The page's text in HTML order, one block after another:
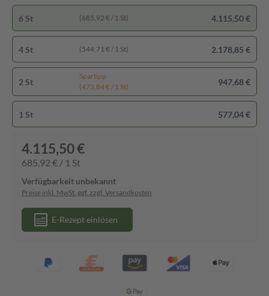
6 St (685,92 € / 1 St) 4.115,50 €
4 St (544,71 € / 1 St) 2.178,85 €
2 St
Spartipp
(473,84 € / 1 St)
947,68 €
1 St 577,04 €
4.115,50 €
685,92 € / 1 St
Verfügbarkeit unbekannt
Preise inkl. MwSt. ggf. zzgl. Versandkosten
E-Rezept einlösen